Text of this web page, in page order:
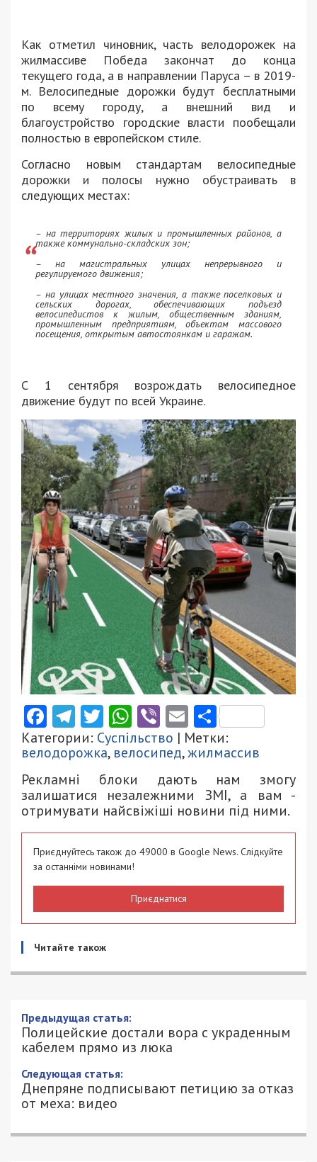
Как отметил чиновник, часть велодорожек на
жилмассиве Победа закончат до конца
текущего года, а в направлении Паруса – в 2019-
м. Велосипедные дорожки будут бесплатными
по всему городу, а внешний вид и
благоустройство городские власти пообещали
полностью в европейском стиле.
Согласно новым стандартам велосипедные
дорожки и полосы нужно обустраивать в
следующих местах:
– на территориях жилых и промышленных районов, а
также коммунально-складских зон;
– на магистральных улицах непрерывного и
регулируемого движения;
– на улицах местного значения, а также поселковых и
сельских дорогах, обеспечивающих подъезд
велосипедистов к жилым, общественным зданиям,
промышленным предприятиям, объектам массового
посещения, открытым автостоянкам и гаражам.
С 1 сентября возрождать велосипедное
движение будут по всей Украине.
Facebook
Telegram
Twitter
WhatsApp
ViberEmail
Категории: Суспільство | Метки:
велодорожка, велосипед,жилмассив
Рекламні блоки дають нам змогу
залишатися незалежними ЗМІ, а вам -
отримувати найсвіжіші новини під ними.
Приєднуйтесь також до 49000 в Google News. Слідкуйте
за останніми новинами!
Приєднатися
Читайте також
Предыдущая статья:
Полицейские достали вора с украденным
кабелем прямо из люка
Следующая статья:
Днепряне подписывают петицию за отказ
от меха: видео